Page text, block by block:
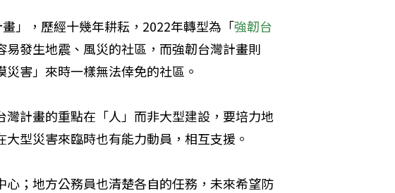
」，歷經十幾年耕耘，2022年轉型為「強韌台
發生地震、風災的社區，而強韌台灣計畫則
害」來時一樣無法倖免的社區。
計畫的重點在「人」而非大型建設，要培力地
型災害來臨時也有能力動員，相互支援。
；地方公務員也清楚各自的任務，未來希望防